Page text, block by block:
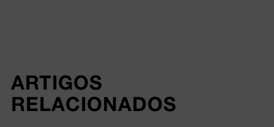
ARTIGOS
RELACIONADOS